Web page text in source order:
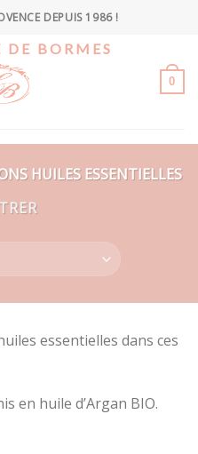
DEPUIS 1986 !
DE BORMES
0
HUILES ESSENTIELLES
essentielles dans ces
en huile d’Argan BIO.